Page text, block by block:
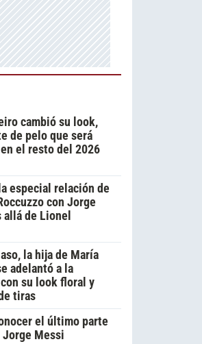
cambió su look,
de pelo que será
el resto del 2026
especial relación de
con Jorge
de Lionel
la hija de María
adelantó a la
su look floral y
tiras
el último parte
Messi